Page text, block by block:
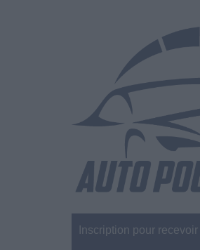
Inscription pour